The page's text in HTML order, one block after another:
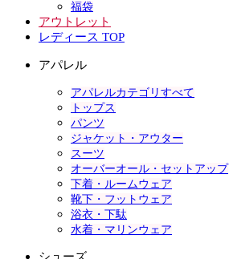
福袋
アウトレット
レディース TOP
アパレル
アパレルカテゴリすべて
トップス
パンツ
ジャケット・アウター
スーツ
オーバーオール・セットアップ
下着・ルームウェア
靴下・フットウェア
浴衣・下駄
水着・マリンウェア